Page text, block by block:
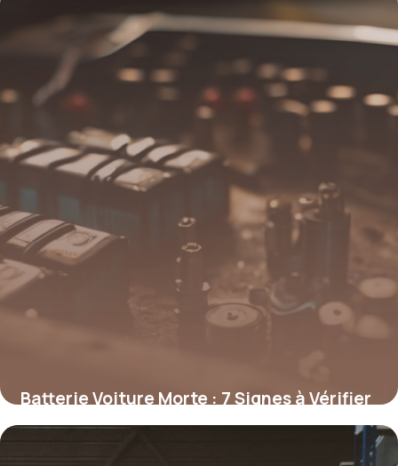
Batterie Voiture Morte : 7 Signes à Vérifier
27 avril 2026